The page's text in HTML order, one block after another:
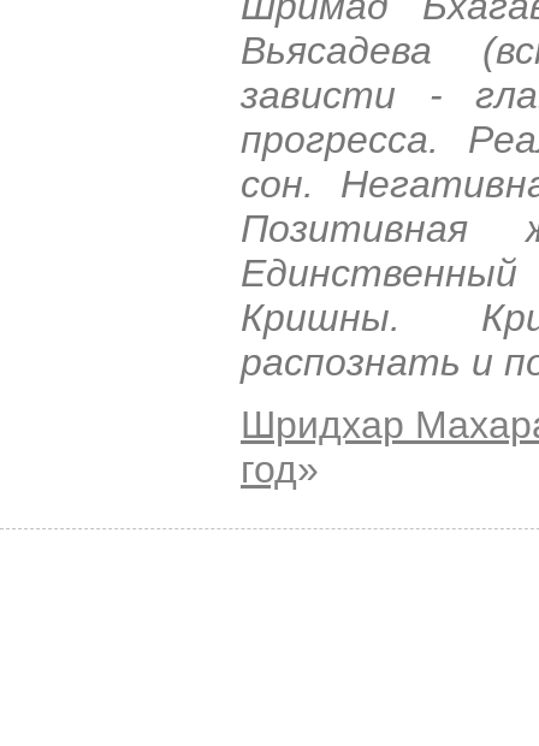
Вьясадева
зависти -
прогресса.
сон.
Позитивная
Кришны.
распознать и
Шридхар
год»